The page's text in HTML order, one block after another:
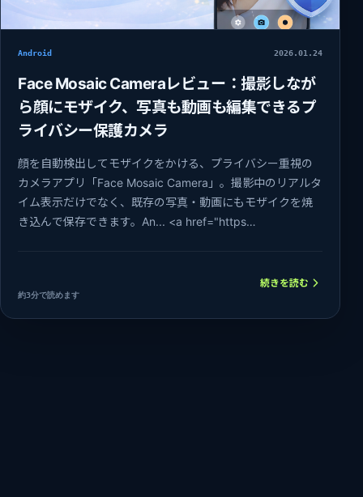
Android 2026.01.24
Face Mosaic Cameraレビュー：撮影しなが
ら顔にモザイク、写真も動画も編集できるプ
ライバシー保護カメラ
顔を自動検出してモザイクをかける、プライバシー重視の
カメラアプリ「Face Mosaic Camera」。撮影中のリアルタ
イム表示だけでなく、既存の写真・動画にもモザイクを焼
き込んで保存できます。An... <a href="https…
約3分で読めます
続きを読む